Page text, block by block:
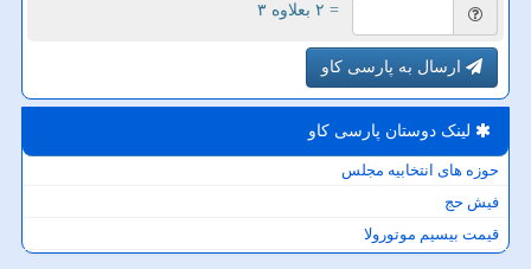
= ۲ بعلاوه ۳
ارسال به پارسی کاو
لینک دوستان پارسی كاو
حوزه های انتخابیه مجلس
فیش حج
قیمت بیسیم موتورولا